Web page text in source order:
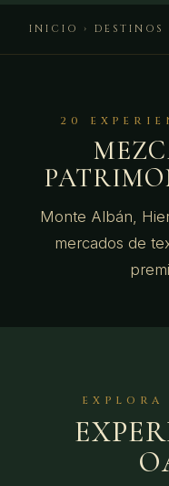
INICIO › DESTINOS
20
Monte Albán,
mercados de
EXPLORA